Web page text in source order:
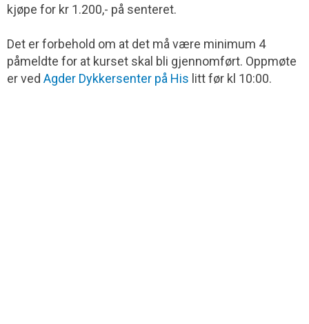
kjøpe for kr 1.200,- på senteret.
Det er forbehold om at det må være minimum 4
påmeldte for at kurset skal bli gjennomført. Oppmøte
er ved Agder Dykkersenter på His litt før kl 10:00.